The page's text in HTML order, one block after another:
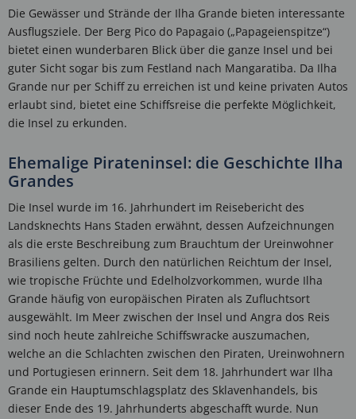
Die Gewässer und Strände der Ilha Grande bieten interessante
Ausflugsziele. Der Berg Pico do Papagaio („Papageienspitze“)
bietet einen wunderbaren Blick über die ganze Insel und bei
guter Sicht sogar bis zum Festland nach Mangaratiba. Da Ilha
Grande nur per Schiff zu erreichen ist und keine privaten Autos
erlaubt sind, bietet eine Schiffsreise die perfekte Möglichkeit,
die Insel zu erkunden.
Ehemalige Pirateninsel: die Geschichte Ilha
Grandes
Die Insel wurde im 16. Jahrhundert im Reisebericht des
Landsknechts Hans Staden erwähnt, dessen Aufzeichnungen
als die erste Beschreibung zum Brauchtum der Ureinwohner
Brasiliens gelten. Durch den natürlichen Reichtum der Insel,
wie tropische Früchte und Edelholzvorkommen, wurde Ilha
Grande häufig von europäischen Piraten als Zufluchtsort
ausgewählt. Im Meer zwischen der Insel und Angra dos Reis
sind noch heute zahlreiche Schiffswracke auszumachen,
welche an die Schlachten zwischen den Piraten, Ureinwohnern
und Portugiesen erinnern. Seit dem 18. Jahrhundert war Ilha
Grande ein Hauptumschlagsplatz des Sklavenhandels, bis
dieser Ende des 19. Jahrhunderts abgeschafft wurde. Nun